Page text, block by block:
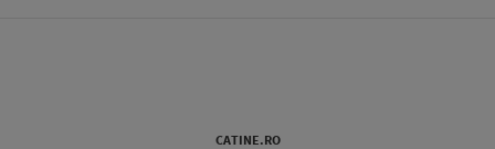
CATINE.RO